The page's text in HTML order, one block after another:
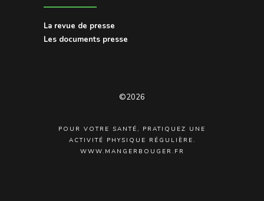
La revue de presse
Les documents presse
©2026
POUR VOTRE SANTÉ, PRATIQUEZ UNE
ACTIVITÉ PHYSIQUE RÉGULIÈRE.
WWW.MANGERBOUGER.FR